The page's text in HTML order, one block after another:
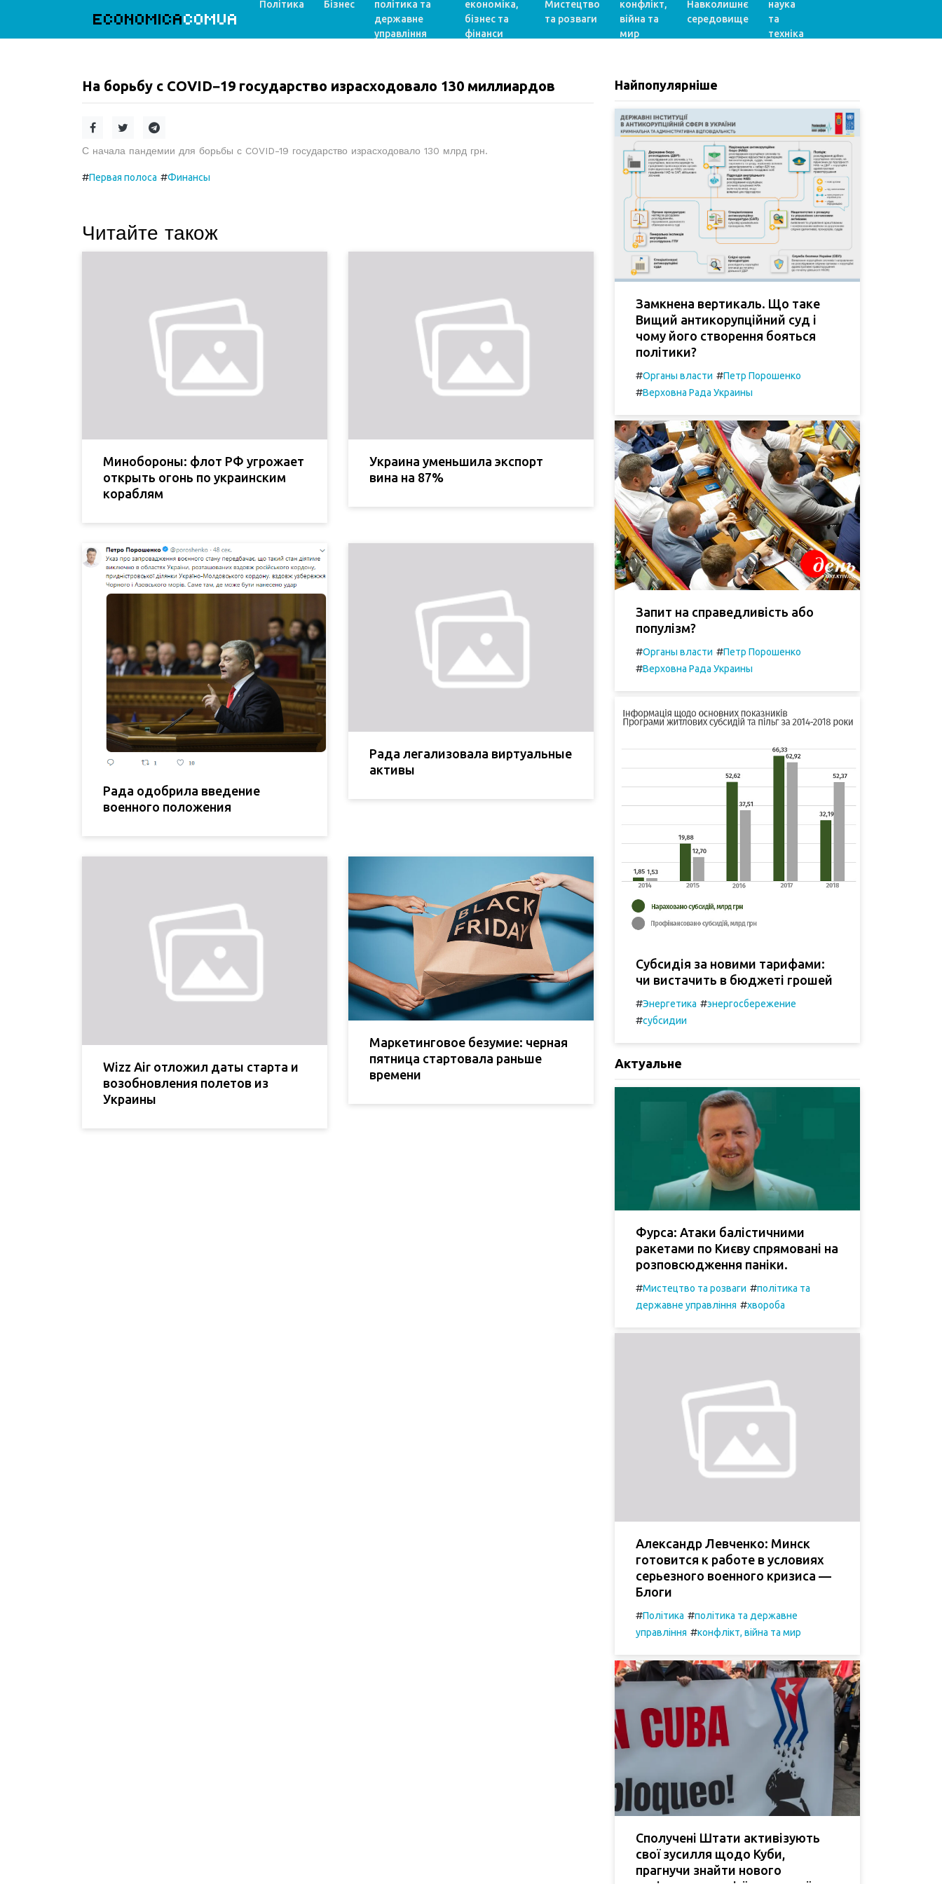
ECONOMICACOMUA
Політика Бізнес
політика та
державне
управління
економіка,
бізнес та
фінанси
Мистецтво
та розваги
конфлікт,
війна та
мир
Навколишнє
середовище
наука
та
техніка
На борьбу с COVID−19 государство израсходовало 130 миллиардов
С начала пандемии для борьбы с COVID-19 государство израсходовало 130 млрд грн.
#Первая полоса #Финансы
Читайте також
Минобороны: флот РФ угрожает
открыть огонь по украинским
кораблям
Украина уменьшила экспорт
вина на 87%
Рада одобрила введение
военного положения
Рада легализовала виртуальные
активы
Wizz Air отложил даты старта и
возобновления полетов из
Украины
Маркетинговое безумие: черная
пятница стартовала раньше
времени
Найпопулярніше
Замкнена вертикаль. Що таке
Вищий антикорупційний суд і
чому його створення бояться
політики?
#Органы власти #Петр Порошенко
#Верховна Рада Украины
Запит на справедливість або
популізм?
#Органы власти #Петр Порошенко
#Верховна Рада Украины
Субсидія за новими тарифами:
чи вистачить в бюджеті грошей
#Энергетика #энергосбережение
#субсидии
Актуальне
Фурса: Атаки балістичними
ракетами по Києву спрямовані на
розповсюдження паніки.
#Мистецтво та розваги #політика та
державне управління #хвороба
Александр Левченко: Минск
готовится к работе в условиях
серьезного военного кризиса —
Блоги
#Політика #політика та державне
управління #конфлікт, війна та мир
Сполучені Штати активізують
свої зусилля щодо Куби,
прагнучи знайти нового